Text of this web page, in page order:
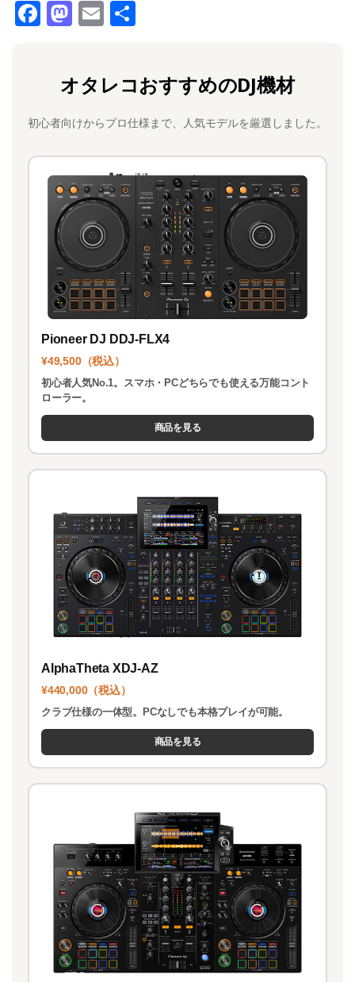
F
b
o
o
k
M
o
d
o
n
E
l
オタレコおすすめのDJ機材
初心者向けからプロ仕様まで、人気モデルを厳選しました。
Pioneer DJ DDJ-FLX4
¥49,500（税込）
初心者人気No.1。スマホ・PCどちらでも使える万能コント
ローラー。
商品を見る
AlphaTheta XDJ-AZ
¥440,000（税込）
クラブ仕様の一体型。PCなしでも本格プレイが可能。
商品を見る